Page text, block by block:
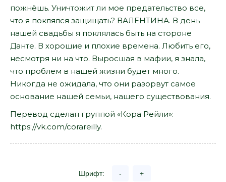
пожнёшь. Уничтожит ли мое предательство все,
что я поклялся защищать? ВАЛЕНТИНА. В день
нашей свадьбы я поклялась быть на стороне
Данте. В хорошие и плохие времена. Любить его,
несмотря ни на что. Выросшая в мафии, я знала,
что проблем в нашей жизни будет много.
Никогда не ожидала, что они разорвут самое
основание нашей семьи, нашего существования.
Перевод сделан группой «Кора Рейли»:
https://vk.com/corareilly.
Шрифт: - +